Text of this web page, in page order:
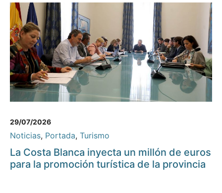
29/07/2026
Noticias, Portada, Turismo
La Costa Blanca inyecta un millón de euros
para la promoción turística de la provincia